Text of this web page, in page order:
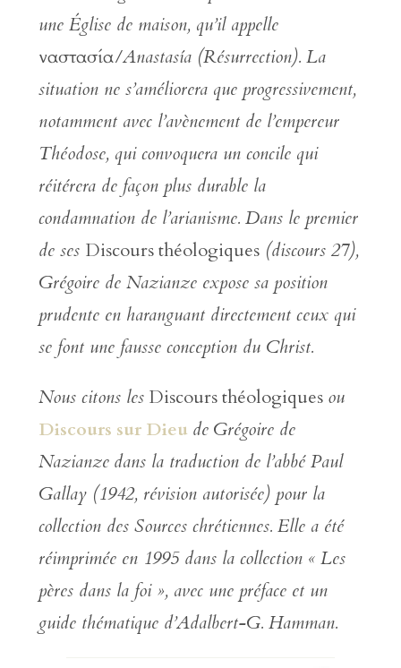
une Église de maison, qu’il appelle
ναστασία/Anastasía (Résurrection). La
situation ne s’améliorera que progressivement,
notamment avec l’avènement de l’empereur
Théodose, qui convoquera un concile qui
réitérera de façon plus durable la
condamnation de l’arianisme. Dans le premier
de ses Discours théologiques(discours 27),
Grégoire de Nazianze expose sa position
prudente en haranguant directement ceux qui
se font une fausse conception du Christ.
Nous citons lesDiscours théologiques ou
Discours sur Dieu de Grégoire de
Nazianze dans la traduction de l’abbé Paul
Gallay (1942, révision autorisée) pour la
collection des Sources chrétiennes. Elle a été
réimprimée en 1995 dans la collection « Les
pères dans la foi », avec une préface et un
guide thématique d’Adalbert-G. Hamman.